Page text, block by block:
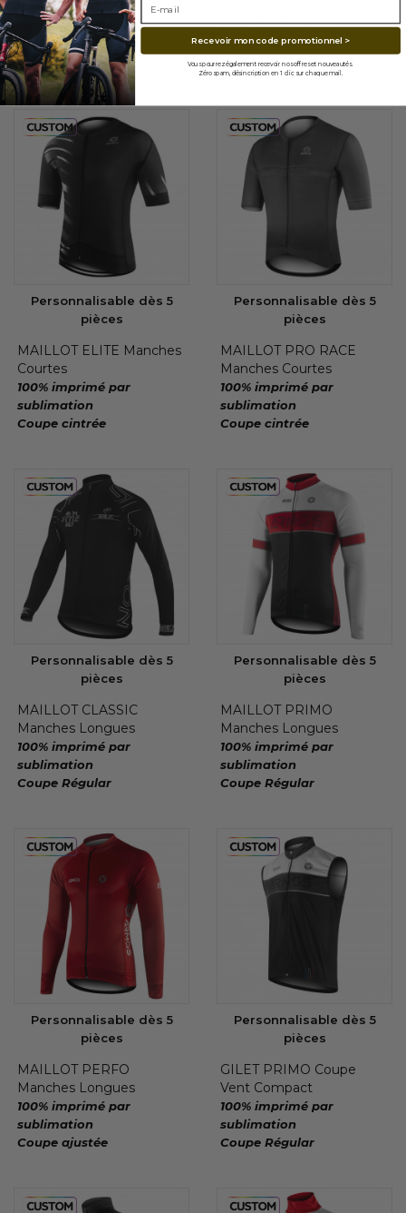
Manches Courtes
100% imprimé par
sublimation
Coupe ajustée
100% imprimé par
sublimation
Coupe ajustée
Personnalisable dès 5
pièces
MAILLOT ELITE Manches
Courtes
100% imprimé par
sublimation
Coupe cintrée
Personnalisable dès 5
pièces
MAILLOT PRO RACE
Manches Courtes
100% imprimé par
sublimation
Coupe cintrée
Personnalisable dès 5
pièces
MAILLOT CLASSIC
Manches Longues
100% imprimé par
sublimation
Coupe Régular
Personnalisable dès 5
pièces
MAILLOT PRIMO
Manches Longues
100% imprimé par
sublimation
Coupe Régular
Personnalisable dès 5
pièces
MAILLOT PERFO
Manches Longues
100% imprimé par
sublimation
Coupe ajustée
Personnalisable dès 5
pièces
GILET PRIMO Coupe
Vent Compact
100% imprimé par
sublimation
Coupe Régular
Recevoir mon code promotionnel >
Vous pourrez également recevoir nos offres et nouveautés.
Zéro spam, désincription en 1 clic sur chaque mail.